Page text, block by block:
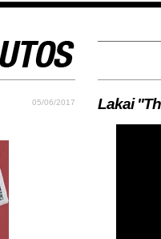
05/06/2017 Lakai